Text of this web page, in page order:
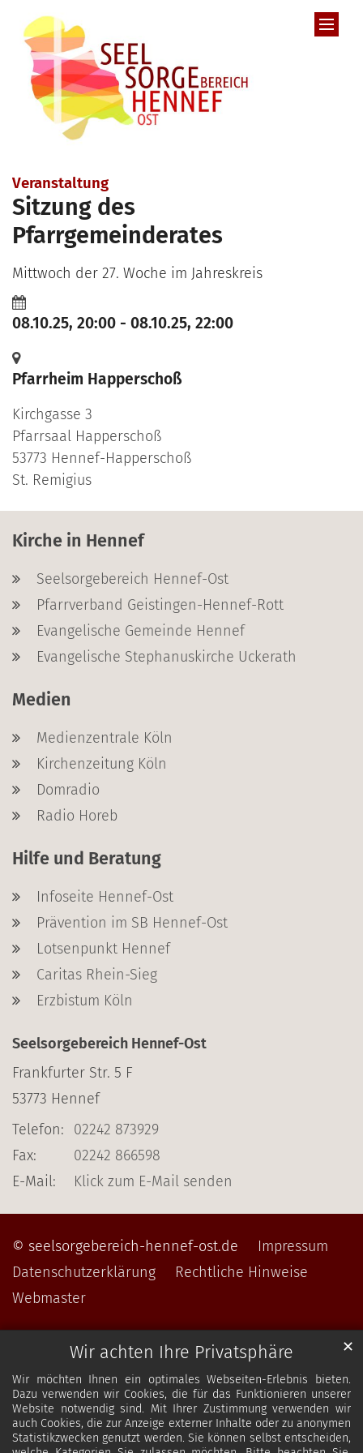
Wir achten Ihre Privatsphäre
Wir möchten Ihnen ein optimales Webseiten-Erlebnis bieten.
Dazu verwenden wir Cookies, die für das Funktionieren unserer
Website notwendig sind. Mit Ihrer Zustimmung verwenden wir
auch Cookies, die zur Anzeige externer Inhalte oder zu anonymen
Statistikzwecken genutzt werden. Sie können selbst entscheiden,
✕
Veranstaltung
Sitzung des
Pfarrgemeinderates
Mittwoch der 27. Woche im Jahreskreis
08.10.25, 20:00 - 08.10.25, 22:00
Pfarrheim Happerschoß
Kirchgasse 3
Pfarrsaal Happerschoß
53773 Hennef-Happerschoß
St. Remigius
Kirche in Hennef
Seelsorgebereich Hennef-Ost
Pfarrverband Geistingen-Hennef-Rott
Evangelische Gemeinde Hennef
Evangelische Stephanuskirche Uckerath
Medien
Medienzentrale Köln
Kirchenzeitung Köln
Domradio
Radio Horeb
Hilfe und Beratung
Infoseite Hennef-Ost
Prävention im SB Hennef-Ost
Lotsenpunkt Hennef
Caritas Rhein-Sieg
Erzbistum Köln
Seelsorgebereich Hennef-Ost
Frankfurter Str. 5 F
53773 Hennef
Telefon:
02242 873929
Fax:
02242 866598
E-Mail:
Klick zum E-Mail senden
© seelsorgebereich-hennef-ost.de
Impressum
Datenschutzerklärung
Rechtliche Hinweise
Webmaster